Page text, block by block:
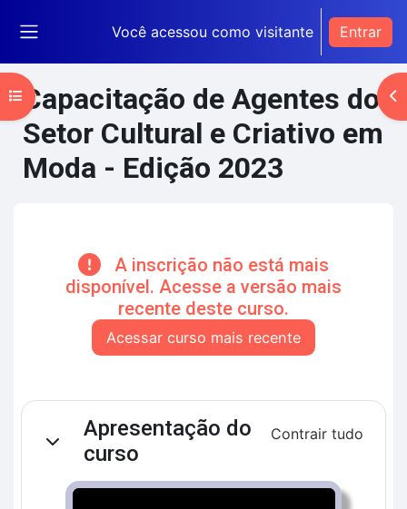
Você acessou como visitante Entrar
Capacitação de Agentes do
Setor Cultural e Criativo em
Moda - Edição 2023
A inscrição não está mais
disponível. Acesse a versão mais
recente deste curso.
Acessar curso mais recente
Abrir índice do curso
Contorno da seção
Contrair
Apresentação do
curso
Contrair tudo